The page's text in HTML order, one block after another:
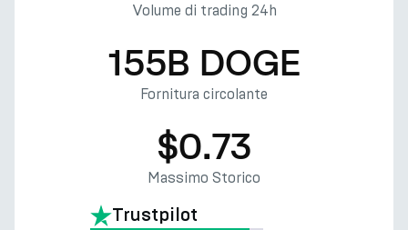
Volume di trading 24h
155B DOGE
Fornitura circolante
$0.73
Massimo Storico
Trustpilot